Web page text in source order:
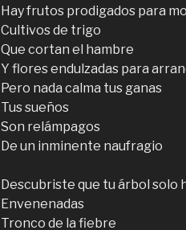
Hay frutos prodigados para
Cultivos de trigo
Que cortan el hambre
Y flores endulzadas para
Pero nada calma tus ganas
Tus sueños
Son relámpagos
De un inminente naufragio
Descubriste que tu árbol solo
Envenenadas
Tronco de la fiebre